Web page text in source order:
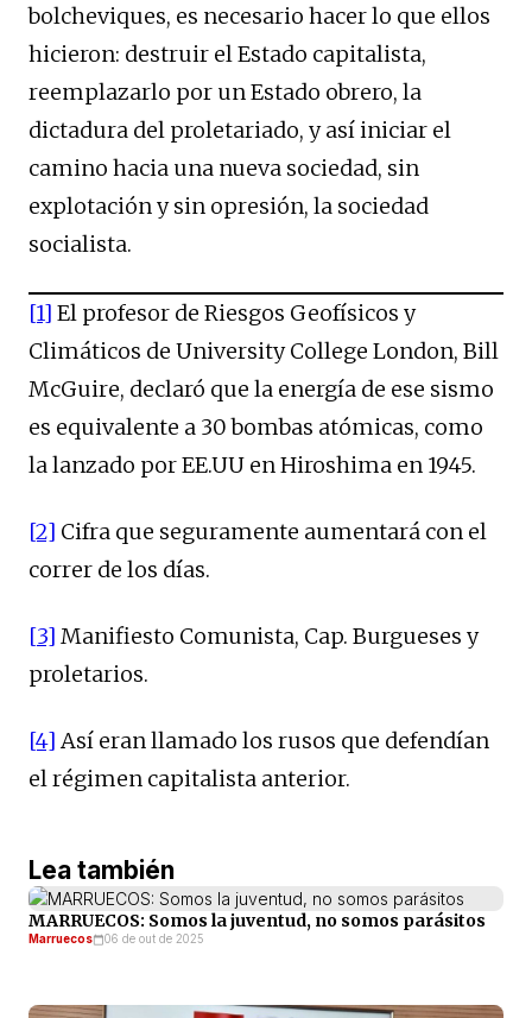
bolcheviques, es necesario hacer lo que ellos
hicieron: destruir el Estado capitalista,
reemplazarlo por un Estado obrero, la
dictadura del proletariado, y así iniciar el
camino hacia una nueva sociedad, sin
explotación y sin opresión, la sociedad
socialista.
[1] El profesor de Riesgos Geofísicos y
Climáticos de University College London, Bill
McGuire, declaró que la energía de ese sismo
es equivalente a 30 bombas atómicas, como
la lanzado por EE.UU en Hiroshima en 1945.
[2] Cifra que seguramente aumentará con el
correr de los días.
[3] Manifiesto Comunista, Cap. Burgueses y
proletarios.
[4] Así eran llamado los rusos que defendían
el régimen capitalista anterior.
Lea también
MARRUECOS: Somos la juventud, no somos parásitos
Marruecos 06 de out de 2025